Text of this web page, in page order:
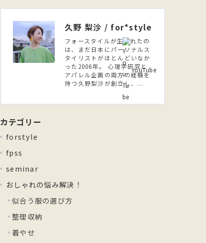
久野 梨沙 / for*style
フォースタイルが生まれたの
は、まだ日本にパーソナルス
タイリストがほとんどいなか
った2006年。 ⼼理学研究と
アパレル企画の両方の経験を
持つ久野梨沙が創立し、...
YouTube
カテゴリー
forstyle
fpss
seminar
おしゃれの悩み解決！
似合う服の選び方
整理収納
着やせ